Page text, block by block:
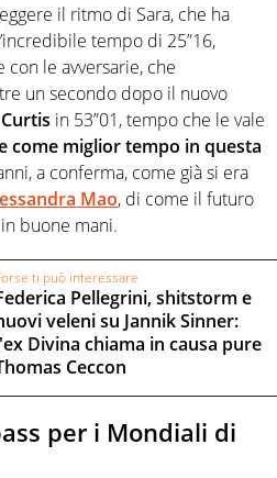
il ritmo di Sara, che ha
tempo di 25”16,
le avversarie, che
un secondo dopo il nuovo
Curtis in 53”01, tempo che le vale
come miglior tempo in questa
a conferma, come già si era
Mao, di come il futuro
buone mani.
ti può interessare
Pellegrini, shitstorm e
veleni su Jannik Sinner:
Divina chiama in causa pure
Ceccon
per i Mondiali di